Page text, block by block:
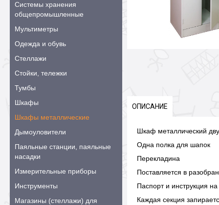
Системы хранения
общепромышленные
Мультиметры
Одежда и обувь
Стеллажи
Стойки, тележки
Тумбы
Шкафы
Шкафы металлические
Дымоуловители
Паяльные станции, паяльные
насадки
Измерительные приборы
Инструменты
Магазины (стеллажи) для
ОПИСАНИЕ
Шкаф металлический
Одна полка для шапок
Перекладина
Поставляется в
Паспорт и инструкция
Каждая секция